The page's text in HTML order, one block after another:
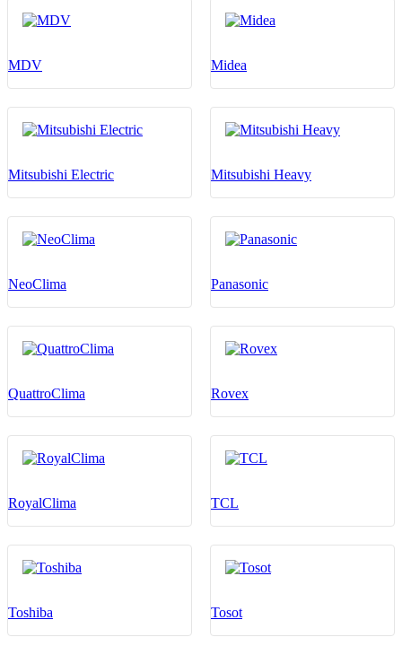
MDV Midea
Mitsubishi Electric Mitsubishi Heavy
NeoClima Panasonic
QuattroClima Rovex
RoyalClima TCL
Toshiba Tosot